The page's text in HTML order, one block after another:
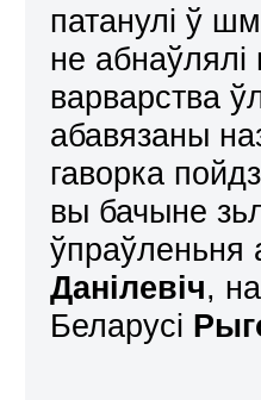
патанулі ў
не
варварства
абавязаны
гаворка
вы бачыне
Данілевіч,
Беларусі